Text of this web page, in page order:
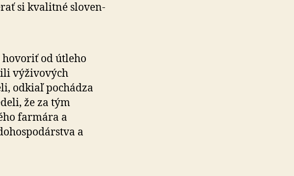
si kvalitné slo­ven­
hovoriť od útleho
výživových
odkiaľ pochádza
že za tým
farmára a
a